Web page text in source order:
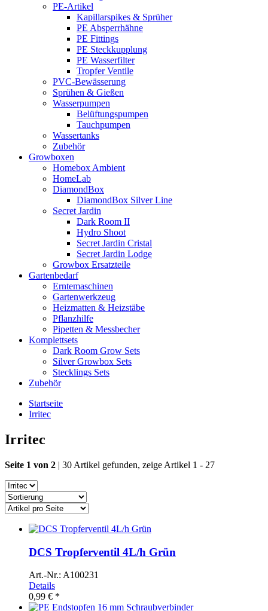
PE-Artikel
Kapillarspikes & Sprüher
PE Absperrhähne
PE Fittings
PE Steckkupplung
PE Wasserfilter
Tropfer Ventile
PVC-Bewässerung
Sprühen & Gießen
Wasserpumpen
Belüftungspumpen
Tauchpumpen
Wassertanks
Zubehör
Growboxen
Homebox Ambient
HomeLab
DiamondBox
DiamondBox Silver Line
Secret Jardin
Dark Room II
Hydro Shoot
Secret Jardin Cristal
Secret Jardin Lodge
Growbox Ersatzteile
Gartenbedarf
Erntemaschinen
Gartenwerkzeug
Heizmatten & Heizstäbe
Pflanzhilfe
Pipetten & Messbecher
Komplettsets
Dark Room Grow Sets
Silver Growbox Sets
Stecklings Sets
Zubehör
Startseite
Irritec
Irritec
Seite 1 von 2 | 30 Artikel gefunden, zeige Artikel 1 - 27
DCS Tropferventil 4L/h Grün
Art.-Nr.: A100231
Details
0,99 € *